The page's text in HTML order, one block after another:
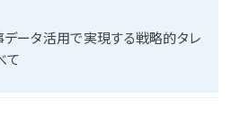
ータ活用で実現する戦略的タレ
て